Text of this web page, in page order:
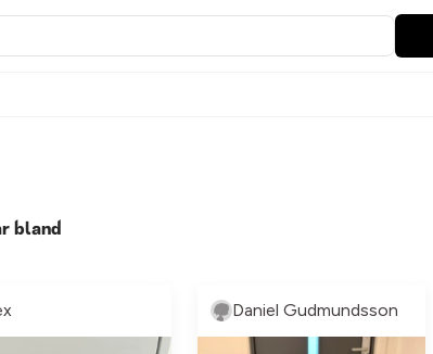
bland
Daniel Gudmundsson